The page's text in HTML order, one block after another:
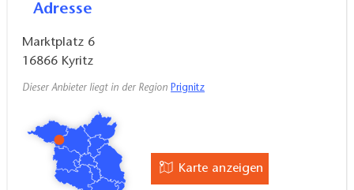
Adresse
Marktplatz 6
16866 Kyritz
Dieser Anbieter liegt in der Region Prignitz
Karte anzeigen